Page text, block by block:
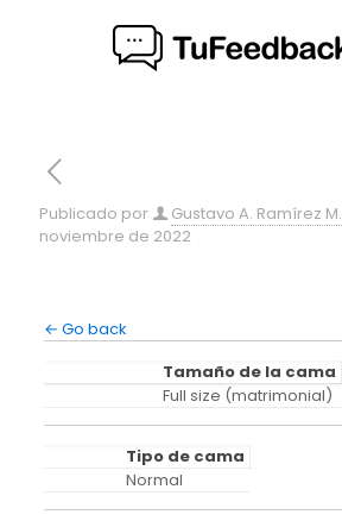
Publicado por Gustavo A. Ramírez M.
noviembre de 2022
← Go back
Tamaño de la cama
Full size (matrimonial)
Tipo de cama
Normal